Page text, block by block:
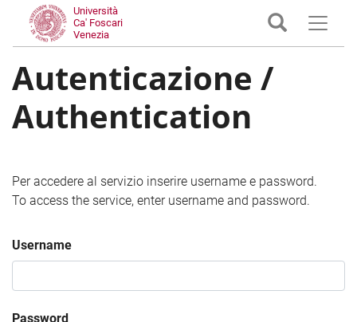
Università
Ca' Foscari
Venezia
Autenticazione /
Authentication
Per accedere al servizio inserire username e password.
To access the service, enter username and password.
Username
Password